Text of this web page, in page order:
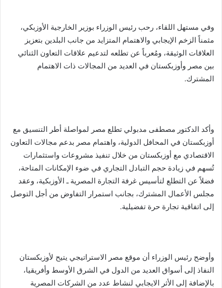
وفي مستهل اللقاء، رحب رئيس الوزراء بوزير الخارجية الأوزبكي،
مثمناً الزخم الإيجابي والاهتمام المتزايد من جانب البلدين بتعزيز
العلاقات الوثيقة، ومُعرباً عن تطلعه لتدعيم علاقات التعاون الثنائي
بين مصر وأوزبكستان في العديد من المجالات ذات الاهتمام
المشترك.
وأكد الدكتور مصطفى مدبولي تطلع مصر لمواصلة أطر التنسيق مع
أوزبكستان في المحافل الدولية، واهتمام مصر بدعم مجالات التعاون
الاقتصادي مع أوزبكستان من خلال تنفيذ مشروعات واستثمارات
تُسهم في زيادة حجم التبادل التجاري في ضوء الإمكانات المتاحة،
فضلاً عن التطلع لتأسيس غرفة التجارة المصرية ـ الأوزبكية، وعقد
مجلس الأعمال المشترك، بجانب استمرار التفاوض من أجل التوصل
إلى اتفاقية تجارة حرة تفضيلية.
وأوضح رئيس الوزراء أن موقع مصر الاستراتيجي يتيح لأوزبكستان
النفاذ إلى أسواق العديد من الدول في الشرق الأوسط وأفريقيا،
بالإضافة إلى الأثر الايجابي لنشاط عدد من الشركات المصرية